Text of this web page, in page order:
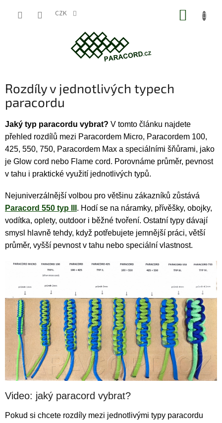
CZK
Rozdíly v jednotlivých typech
paracordu
Jaký typ paracordu vybrat? V tomto článku najdete
přehled rozdílů mezi Paracordem Micro, Paracordem 100,
425, 550, 750, Paracordem Max a speciálními šňůrami, jako
je Glow cord nebo Flame cord. Porovnáme průměr, pevnost
v tahu i praktické využití jednotlivých typů.
Nejuniverzálnější volbou pro většinu zákazníků zůstává
Paracord 550 typ III . Hodí se na náramky, přívěšky, obojky,
vodítka, oplety, outdoor i běžné tvoření. Ostatní typy dávají
smysl hlavně tehdy, když potřebujete jemnější práci, větší
průměr, vyšší pevnost v tahu nebo speciální vlastnost.
Video: jaký paracord vybrat?
Pokud si chcete rozdíly mezi jednotlivými typy paracordu